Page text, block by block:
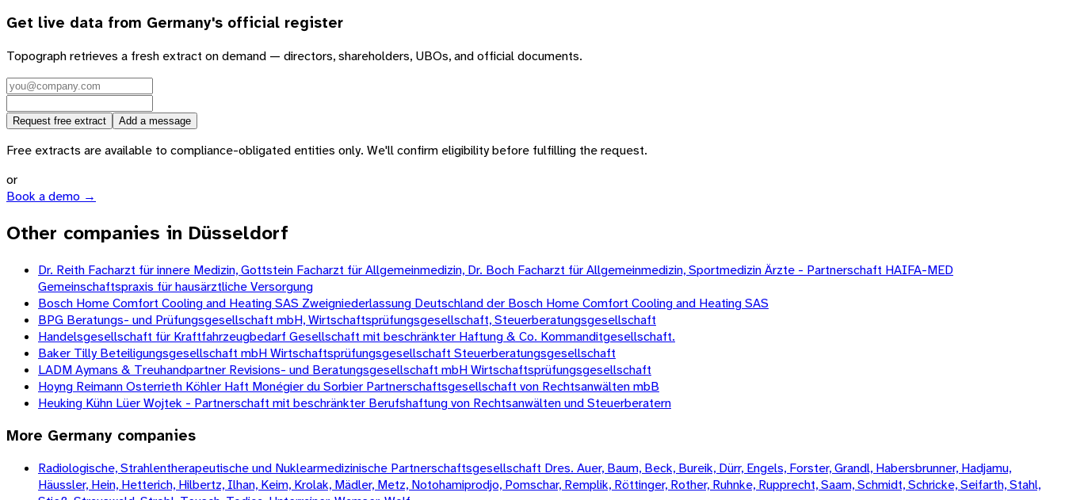
Get live data from Germany's official register
Topograph retrieves a fresh extract on demand — directors, shareholders, UBOs, and official documents.
Request free extract Add a message
Free extracts are available to compliance-obligated entities only. We'll confirm eligibility before fulfilling the request.
or
Book a demo →
Other companies in Düsseldorf
Dr. Reith Facharzt für innere Medizin, Gottstein Facharzt für Allgemeinmedizin, Dr. Boch Facharzt für Allgemeinmedizin, Sportmedizin Ärzte - Partnerschaft HAIFA-MED
Gemeinschaftspraxis für hausärztliche Versorgung
Bosch Home Comfort Cooling and Heating SAS Zweigniederlassung Deutschland der Bosch Home Comfort Cooling and Heating SAS
BPG Beratungs- und Prüfungsgesellschaft mbH, Wirtschaftsprüfungsgesellschaft, Steuerberatungsgesellschaft
Handelsgesellschaft für Kraftfahrzeugbedarf Gesellschaft mit beschränkter Haftung & Co. Kommanditgesellschaft.
Baker Tilly Beteiligungsgesellschaft mbH Wirtschaftsprüfungsgesellschaft Steuerberatungsgesellschaft
LADM Aymans & Treuhandpartner Revisions- und Beratungsgesellschaft mbH Wirtschaftsprüfungsgesellschaft
Hoyng Reimann Osterrieth Köhler Haft Monégier du Sorbier Partnerschaftsgesellschaft von Rechtsanwälten mbB
Heuking Kühn Lüer Wojtek - Partnerschaft mit beschränkter Berufshaftung von Rechtsanwälten und Steuerberatern
More Germany companies
Radiologische, Strahlentherapeutische und Nuklearmedizinische Partnerschaftsgesellschaft Dres. Auer, Baum, Beck, Bureik, Dürr, Engels, Forster, Grandl, Habersbrunner, Hadjamu,
Häussler, Hein, Hetterich, Hilbertz, Ilhan, Keim, Krolak, Mädler, Metz, Notohamiprodjo, Pomschar, Remplik, Röttinger, Rother, Ruhnke, Rupprecht, Saam, Schmidt, Schricke, Seifarth, Stahl,